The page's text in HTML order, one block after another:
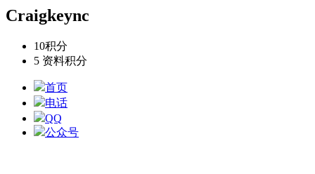
Craigkeync
10积分
5 资料积分
首页
电话
QQ
公众号